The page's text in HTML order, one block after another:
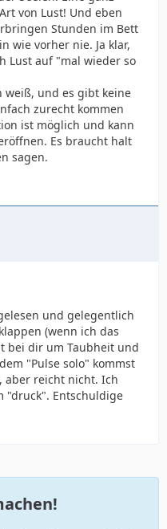
von Lust! Und eben
Stunden im Bett
wie vorher nie. Ja klar,
Lust auf "mal wieder so
weiß, und es gibt keine
zurecht kommen
ist möglich und kann
Es braucht halt
sagen.
und gelegentlich
(wenn ich das
bei dir um Taubheit und
"Pulse solo" kommst
aber reicht nicht. Ich
"druck". Entschuldige